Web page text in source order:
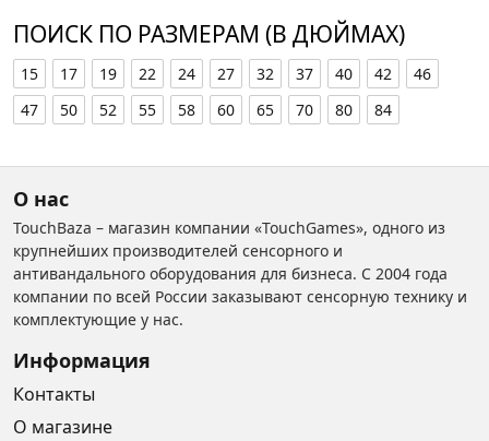
ПОИСК ПО РАЗМЕРАМ (В ДЮЙМАХ)
15 17 19 22 24 27 32 37 40 42
46
47
50 52 55 58 60 65 70 80 84
О нас
TouchBaza – магазин компании «TouchGames», одного из
крупнейших производителей сенсорного и
антивандального оборудования для бизнеса. С 2004 года
компании по всей России заказывают сенсорную технику и
комплектующие у нас.
Информация
Контакты
О магазине